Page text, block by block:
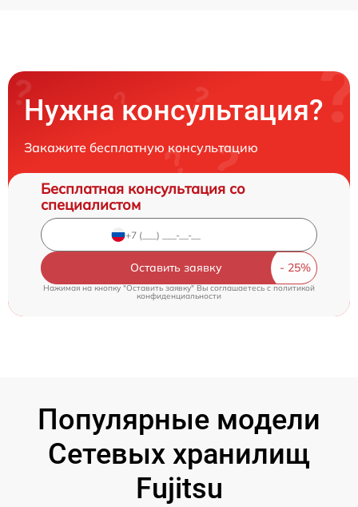
Нужна консультация?
Закажите бесплатную консультацию
Бесплатная консультация со
специалистом
Оставить заявку
Нажимая на кнопку "Оставить заявку" Вы соглашаетесь c политикой
конфиденциальности
Популярные модели
Сетевых хранилищ
Fujitsu